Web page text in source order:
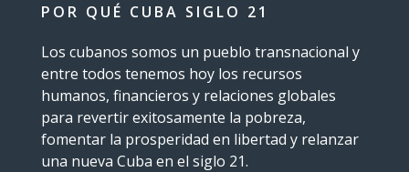
POR QUÉ CUBA SIGLO 21
Los cubanos somos un pueblo transnacional y
entre todos tenemos hoy los recursos
humanos, financieros y relaciones globales
para revertir exitosamente la pobreza,
fomentar la prosperidad en libertad y relanzar
una nueva Cuba en el siglo 21.